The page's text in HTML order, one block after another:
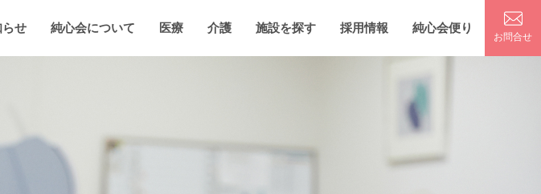
らせ 純心会について 医療 介護 施設を探す 採用情報 純心会便り
お問合せ